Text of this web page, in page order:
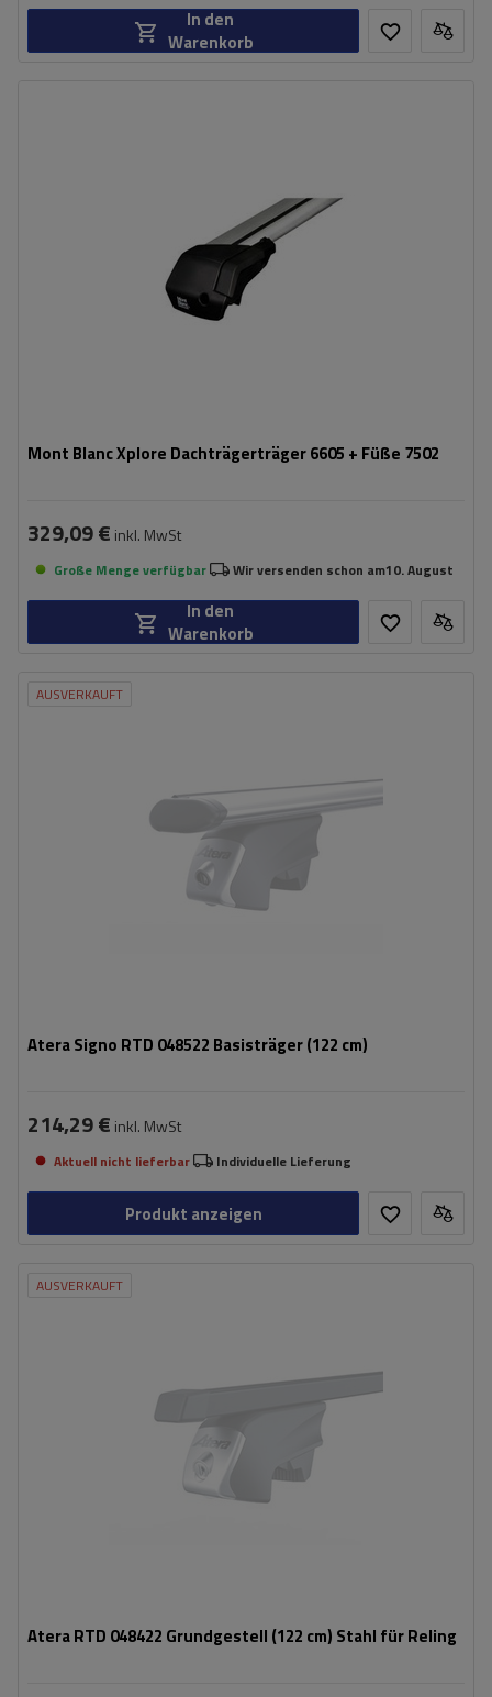
In den
Warenkorb
Mont Blanc Xplore Dachträgerträger 6605 + Füße 7502
329,09 € inkl. MwSt
Große Menge verfügbar Wir versenden schon am10. August
In den
Warenkorb
AUSVERKAUFT
Atera Signo RTD 048522 Basisträger (122 cm)
214,29 € inkl. MwSt
Aktuell nicht lieferbar Individuelle Lieferung
Produkt anzeigen
AUSVERKAUFT
Atera RTD 048422 Grundgestell (122 cm) Stahl für Reling